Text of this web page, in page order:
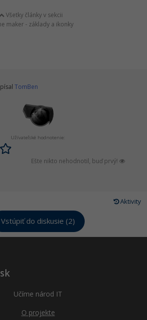
Všetky články v sekcii
maker - základy a ikonky
TomBen
Užívateľské hodnotenie:
Ešte nikto nehodnotil, buď prvý!
Aktivity
Vstúpiť do diskusie (2)
Učíme národ IT
O projekte